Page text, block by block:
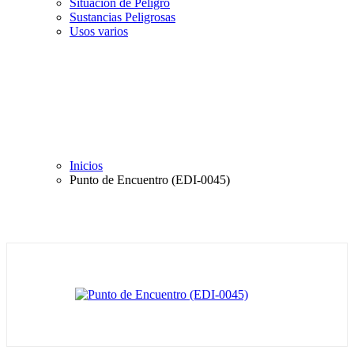
Situación de Peligro
Sustancias Peligrosas
Usos varios
Inicios
Punto de Encuentro (EDI-0045)